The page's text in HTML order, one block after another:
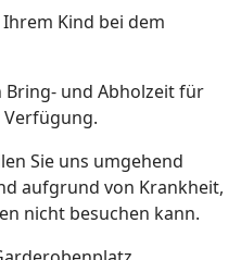
Kind bei dem
und Abholzeit für
Sie uns umgehend
aufgrund von Krankheit,
nicht besuchen kann.